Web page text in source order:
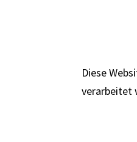
Diese
verarbeitet